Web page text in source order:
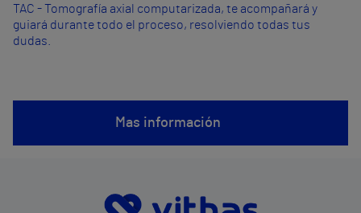
TAC - Tomografía axial computarizada, te acompañará y
guiará durante todo el proceso, resolviendo todas tus
dudas.
Mas información